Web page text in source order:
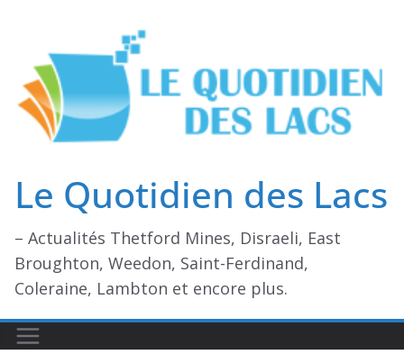
contenu
Le Quotidien des Lacs
– Actualités Thetford Mines, Disraeli, East
Broughton, Weedon, Saint-Ferdinand,
Coleraine, Lambton et encore plus.